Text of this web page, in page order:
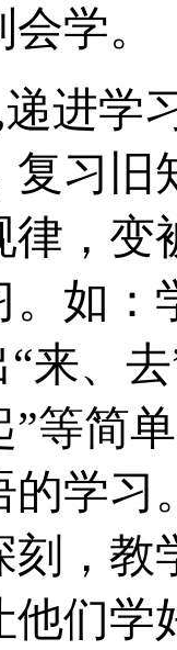
学。
递进学
复习旧
律，变
。如：
来、
”等简
的学习
刻，
他们学